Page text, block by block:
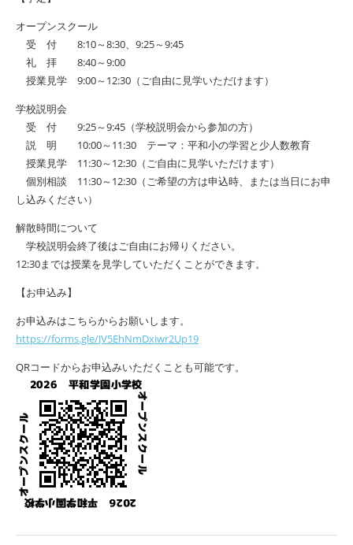
オープンスクール
受 付 8:10～8:30、9:25～9:45
礼 拝 8:40～9:00
授業見学 9:00～12:30（ご自由に見学いただけます）
学校説明会
受 付 9:25～9:45（学校説明会から参加の方）
説 明 10:00～11:30 テーマ：平和小の学習と少人数教育
授業見学 11:30～12:30（ご自由に見学いただけます）
個別相談 11:30～12:30（ご希望の方は申込時、または当日にお申
し込みください）
解散時間について
学校説明会終了後はご自由にお帰りください。
12:30までは授業を見学していただくことができます。
【お申込み】
お申込みはこちらからお願いします。
https://forms.gle/JV5EhNmDxiwr2Up19
QRコードからお申込みいただくことも可能です。